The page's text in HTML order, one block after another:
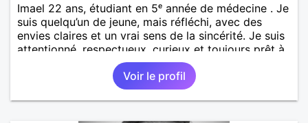
Imael 22 ans, étudiant en 5ᵉ année de médecine . Je
suis quelqu’un de jeune, mais réfléchi, avec des
envies claires et un vrai sens de la sincérité. Je suis
attentionné, respectueux, curieux et toujours prêt à
écouter. J’aime les discussions profondes, les
moments simples qui restent en mémoire, et j’ai un
vrai sens de l’humour qui détend les situations. Je
suis attiré par les femmes mûres, celles qui ont de
Voir le profil